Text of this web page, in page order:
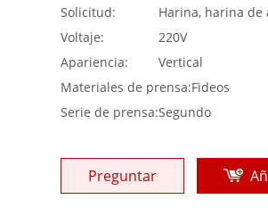
Solicitud:
Harina, harina de
Voltaje:
220V
Apariencia:
Vertical
Materiales de prensa:Fideos
Serie de prensa:Segundo
Preguntar